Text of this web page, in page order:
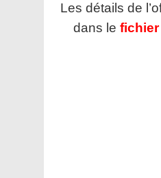
Les détails de
dans le fichier